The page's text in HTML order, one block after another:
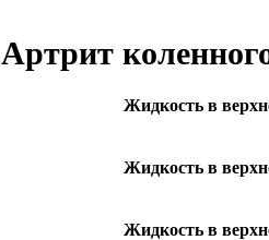
Артрит
Жидкость в
Жидкость в
Жидкость в